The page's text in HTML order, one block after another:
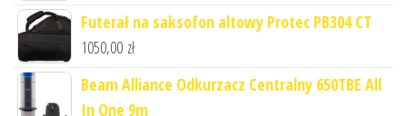
Futerał na saksofon altowy Protec PB304 CT
1050,00 zł
Beam Alliance Odkurzacz Centralny 650TBE All
In One 9m